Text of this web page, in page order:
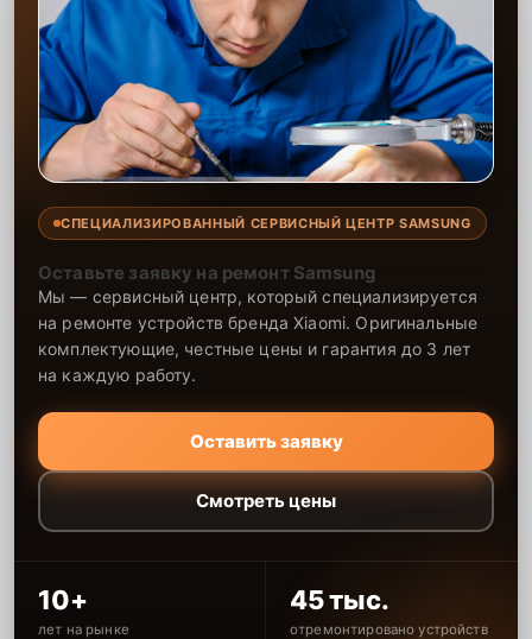
опытом, что позволяет быстро выявлять и устранять
неисправности. Мы гарантируем надёжность оборудования после
выполнения работ и предоставляем гарантию на все
использованные материалы. Обращаясь к нам, вы можете быть
уверены, что ваша техника прослужит долго и без сбоев.
СПЕЦИАЛИЗИРОВАННЫЙ СЕРВИСНЫЙ ЦЕНТР SAMSUNG
Оставьте заявку на ремонт Samsung
Мы — сервисный центр, который специализируется
на ремонте устройств бренда Xiaomi. Оригинальные
комплектующие, честные цены и гарантия до 3 лет
на каждую работу.
Оставить заявку
Смотреть цены
10+
лет на рынке
45 тыс.
отремонтировано устройств